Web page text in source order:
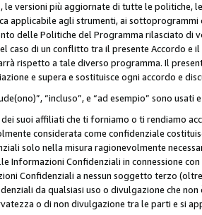
versioni più aggiornate di tutte le politiche,
applicabile agli strumenti, ai
delle Politiche del Programma rilasciato di
caso di un conflitto tra il presente Accordo e
rispetto a tale diverso programma. Il
e supera e sostituisce ogni accordo e
“incluso”, e “ad esempio” sono usati
suoi affiliati che ti forniamo o ti rendiamo
considerata come confidenziale
solo nella misura ragionevolmente
Informazioni Confidenziali in connessione
Confidenziali a nessun soggetto terzo
da qualsiasi uso o divulgazione che
o di non divulgazione tra le parti e si